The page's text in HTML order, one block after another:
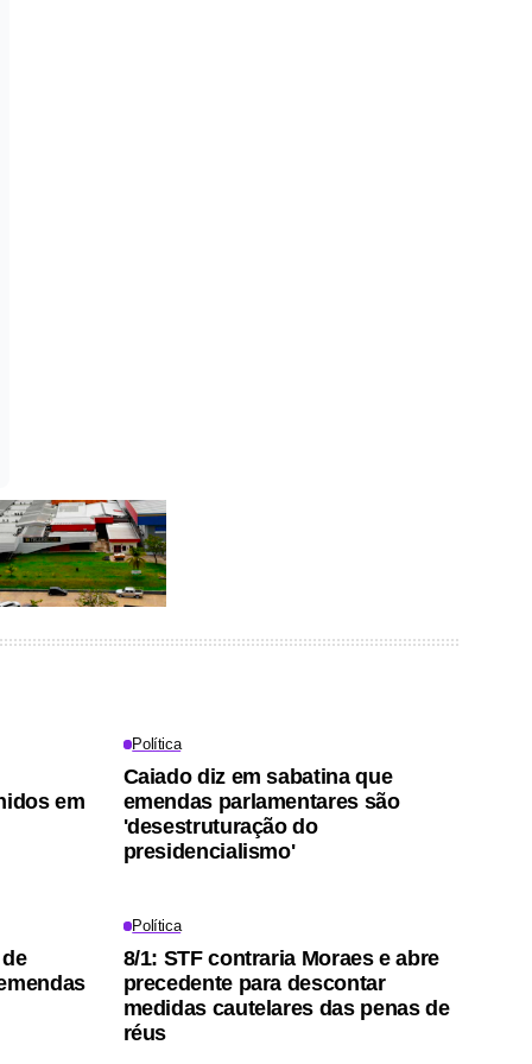
em
Política
Caiado diz em sabatina que
emendas parlamentares são
'desestruturação do
presidencialismo'
Política
8/1: STF contraria Moraes e abre
precedente para descontar
medidas cautelares das penas de
réus